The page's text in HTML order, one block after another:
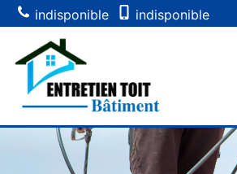
indisponible indisponible